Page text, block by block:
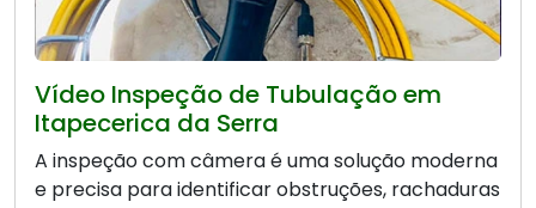
Vídeo Inspeção de Tubulação em
Itapecerica da Serra
A inspeção com câmera é uma solução moderna
e precisa para identificar obstruções, rachaduras